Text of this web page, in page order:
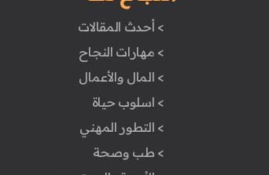
> أحدث المقالات
> مهارات النجاح
> المال والأعمال
> اسلوب حياة
> التطور المهني
> طب وصحة